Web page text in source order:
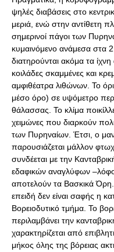
ψηλές διαβάσεις στο
μεριά, ενώ στην αντίθετη
σημερινοί πάγοι των
κυμαινόμενο ανάμεσα στα
διατηρούνται ακόμα τα
κοιλάδες σκαμμένες και
αμφιθέατρα λιθώνων. Το
μέσο όρο) σε υψόμετρο
θάλασσας. Το κλίμα
χειμώνες που διαρκούν
των Πυρηναίων. Έτσι, ο
παρουσιάζεται μάλλον
συνδέεται με την
εδαφικών αναγλύφων
αποτελούν τα Βασκικά Όρη.
επειδή δεν είναι σαφής η
Βορειοδυτικό τμήμα. Το
περιλαμβάνει την
χαρακτηρίζεται από
μήκος όλης της βόρειας